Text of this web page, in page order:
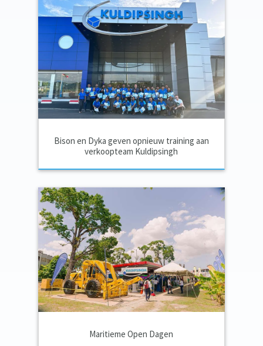
Bison en Dyka geven opnieuw training aan
verkoopteam Kuldipsingh
Maritieme Open Dagen